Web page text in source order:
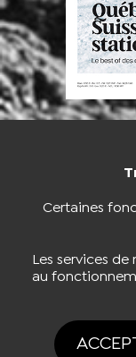
Certaines
Les services
au